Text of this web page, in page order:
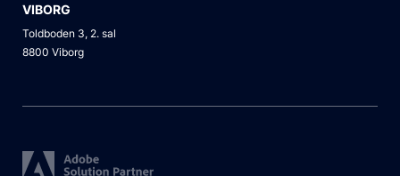
VIBORG
Toldboden 3, 2. sal
8800 Viborg